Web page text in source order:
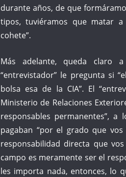
durante años, de que
tipos, tuviéramos que matar
cohete”.
Más adelante, queda claro
“entrevistador” le pregunta si
bolsa esa de la CIA”. El
Ministerio de Relaciones
responsables permanentes”, a
pagaban “por el grado que
responsabilidad directa que
campo es meramente ser el
les importa nada, entonces, lo